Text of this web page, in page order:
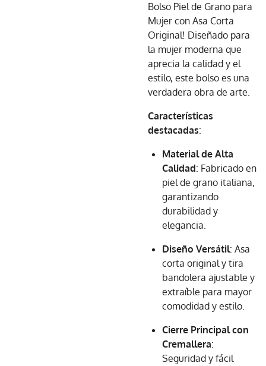
Bolso Piel de Grano para
Mujer con Asa Corta
Original! Diseñado para
la mujer moderna que
aprecia la calidad y el
estilo, este bolso es una
verdadera obra de arte.
Características
destacadas:
Material de Alta
Calidad: Fabricado en
piel de grano italiana,
garantizando
durabilidad y
elegancia.
Diseño Versátil: Asa
corta original y tira
bandolera ajustable y
extraíble para mayor
comodidad y estilo.
Cierre Principal con
Cremallera:
Seguridad y fácil